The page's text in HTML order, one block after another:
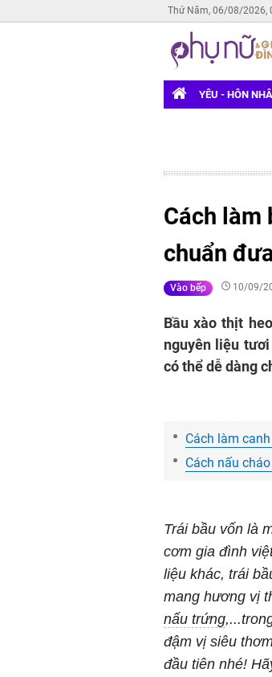
Thứ Năm, 06/08/2026,
YÊU - HÔN
Cách làm
chuẩn
Vào bếp 10/09/
Bầu xào thịt
nguyên liệu
có thể dễ dàng
Cách làm
Cách nấu
Trái bầu vốn là
cơm gia đình
liệu khác, trái
mang hương vị
nấu trứng
đậm vị siêu
đầu tiên nhé!